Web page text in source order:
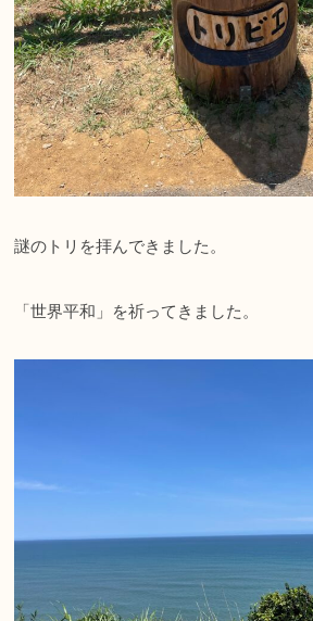
謎のトリを拝んできました。
「世界平和」を祈ってきました。